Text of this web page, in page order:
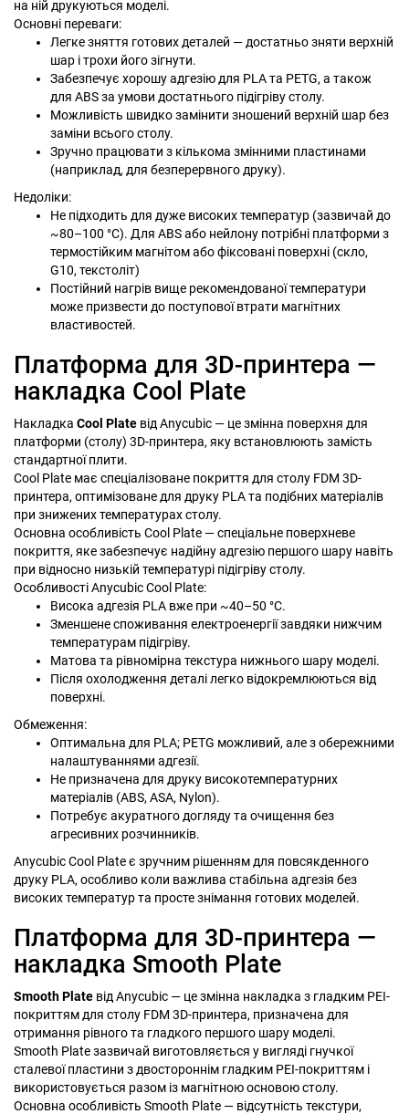
на ній друкуються моделі.
Основні переваги:
Легке зняття готових деталей — достатньо зняти верхній
шар і трохи його зігнути.
Забезпечує хорошу адгезію для PLA та PETG, а також
для ABS за умови достатнього підігріву столу.
Можливість швидко замінити зношений верхній шар без
заміни всього столу.
Зручно працювати з кількома змінними пластинами
(наприклад, для безперервного друку).
Недоліки:
Не підходить для дуже високих температур (зазвичай до
~80–100 °C). Для ABS або нейлону потрібні платформи з
термостійким магнітом або фіксовані поверхні (скло,
G10, текстоліт)
Постійний нагрів вище рекомендованої температури
може призвести до поступової втрати магнітних
властивостей.
Платформа для 3D-принтера —
накладка Cool Plate
Накладка Cool Plate від Anycubic — це змінна поверхня для
платформи (столу) 3D-принтера, яку встановлюють замість
стандартної плити.
Cool Plate має спеціалізоване покриття для столу FDM 3D-
принтера, оптимізоване для друку PLA та подібних матеріалів
при знижених температурах столу.
Основна особливість Cool Plate — спеціальне поверхневе
покриття, яке забезпечує надійну адгезію першого шару навіть
при відносно низькій температурі підігріву столу.
Особливості Anycubic Cool Plate:
Висока адгезія PLA вже при ~40–50 °C.
Зменшене споживання електроенергії завдяки нижчим
температурам підігріву.
Матова та рівномірна текстура нижнього шару моделі.
Після охолодження деталі легко відокремлюються від
поверхні.
Обмеження:
Оптимальна для PLA; PETG можливий, але з обережними
налаштуваннями адгезії.
Не призначена для друку високотемпературних
матеріалів (ABS, ASA, Nylon).
Потребує акуратного догляду та очищення без
агресивних розчинників.
Anycubic Cool Plate є зручним рішенням для повсякденного
друку PLA, особливо коли важлива стабільна адгезія без
високих температур та просте знімання готових моделей.
Платформа для 3D-принтера —
накладка Smooth Plate
Smooth Plate від Anycubic — це змінна накладка з гладким PEI-
покриттям для столу FDM 3D-принтера, призначена для
отримання рівного та гладкого першого шару моделі.
Smooth Plate зазвичай виготовляється у вигляді гнучкої
сталевої пластини з двостороннім гладким PEI-покриттям і
використовується разом із магнітною основою столу.
Основна особливість Smooth Plate — відсутність текстури,